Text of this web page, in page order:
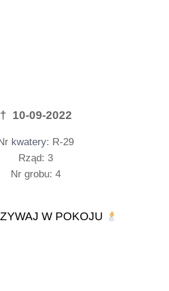
† 10-09-2022
kwatery: R-29
Rząd: 3
Nr grobu: 4
W POKOJU